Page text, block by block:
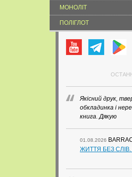
МОНОЛІТ
ПОЛІГЛОТ
Якісний друк,
обкладинка і
книга. Дякую
01.08.2026
ЖИТТЯ БЕЗ СЛІВ.